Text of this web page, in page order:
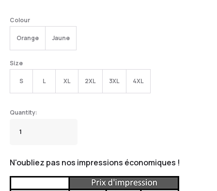
Colour
Orange Jaune
Size
S L XL 2XL 3XL 4XL
N'oubliez pas nos impressions économiques !